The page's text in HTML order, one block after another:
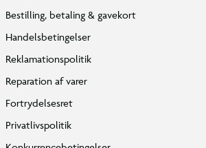
Bestilling, betaling & gavekort
Handelsbetingelser
Reklamationspolitik
Reparation af varer
Fortrydelsesret
Privatlivspolitik